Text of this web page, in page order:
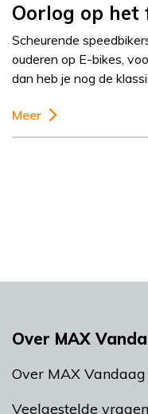
Oorlog op het
Scheurende
ouderen op E-bikes,
dan heb je nog de
Meer
Over MAX
Over MAX Vandaag
Veelgestelde vragen